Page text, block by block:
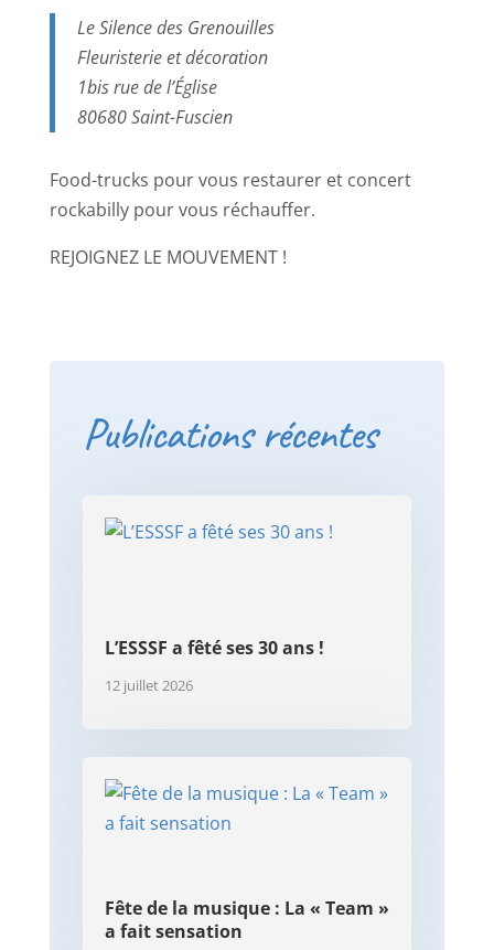
Le Silence des Grenouilles
Fleuristerie et décoration
1bis rue de l’Église
80680 Saint-Fuscien
Food-trucks pour vous restaurer et concert
rockabilly pour vous réchauffer.
REJOIGNEZ LE MOUVEMENT !
Publications récentes
L’ESSSF a fêté ses 30 ans !
12 juillet 2026
Fête de la musique : La « Team »
a fait sensation